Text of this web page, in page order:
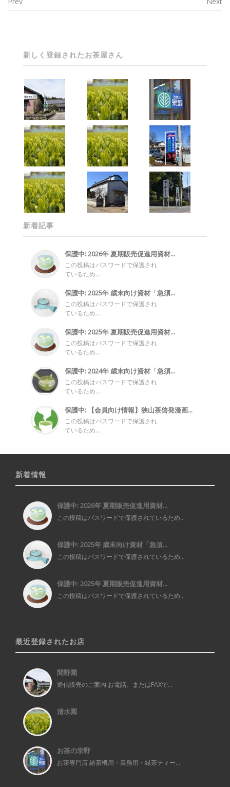
新しく登録されたお茶屋さん
新着記事
保護中: 2026年 夏期販売促進用資材...
この投稿はパスワードで保護され
ているため...
保護中: 2025年 歳末向け資材「急須...
この投稿はパスワードで保護され
ているため...
保護中: 2025年 夏期販売促進用資材...
この投稿はパスワードで保護され
ているため...
保護中: 2024年 歳末向け資材「急須...
この投稿はパスワードで保護され
ているため...
保護中: 【会員向け情報】狭山茶啓発漫画...
この投稿はパスワードで保護され
ているため...
新着情報
保護中: 2026年 夏期販売促進用資材...
この投稿はパスワードで保護されているため...
保護中: 2025年 歳末向け資材「急須...
この投稿はパスワードで保護されているため...
保護中: 2025年 夏期販売促進用資材...
この投稿はパスワードで保護されているため...
最近登録されたお店
間野園
通信販売のご案内 お電話、またはFAXで...
清水園
お茶の宗野
お茶専門店 給茶機用・業務用・緑茶ティー...